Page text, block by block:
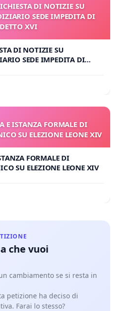
DI NOTIZIE SU
SEDE IMPEDITA DI
XVI
DI NOTIZIE SU
SEDE IMPEDITA DI
E ISTANZA FORMALE DI
SU ELEZIONE LEONE XIV
FORMALE DI
SU ELEZIONE LEONE XIV
che vuoi
cambiamento se si resta in
petizione ha deciso di
Farai lo stesso?